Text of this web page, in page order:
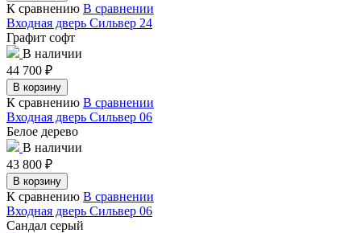
К сравнению В сравнении
Входная дверь Сильвер 24
Графит софт
В наличии
44 700 ₽
В корзину
К сравнению В сравнении
Входная дверь Сильвер 06
Белое дерево
В наличии
43 800 ₽
В корзину
К сравнению В сравнении
Входная дверь Сильвер 06
Сандал серый